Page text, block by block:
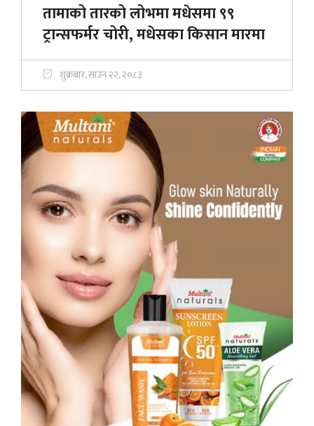
तामाको तारको लोभमा मधेसमा ९९
ट्रान्सफर्मर चोरी, मधेसका किसान मारमा
शुक्रबार, साउन २२, २०८३